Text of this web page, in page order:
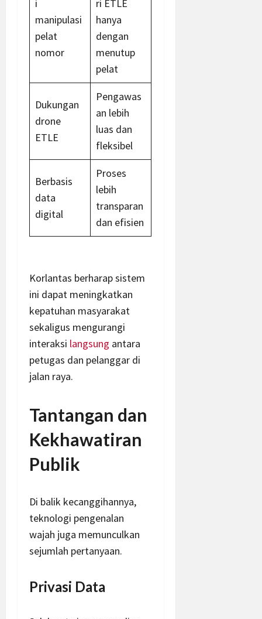
i
manipulasi
pelat
nomor
ri ETLE
hanya
dengan
menutup
pelat
Dukungan
drone
ETLE
Pengawas
an lebih
luas dan
fleksibel
Berbasis
data
digital
Proses
lebih
transparan
dan efisien
Korlantas berharap sistem
ini dapat meningkatkan
kepatuhan masyarakat
sekaligus mengurangi
interaksi langsung antara
petugas dan pelanggar di
jalan raya.
Tantangan dan
Kekhawatiran
Publik
Di balik kecanggihannya,
teknologi pengenalan
wajah juga memunculkan
sejumlah pertanyaan.
Privasi Data